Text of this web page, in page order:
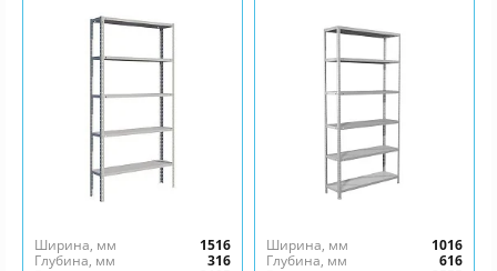
Ширина, мм
1516
Глубина, мм
316
Ширина, мм
1016
Глубина, мм
616